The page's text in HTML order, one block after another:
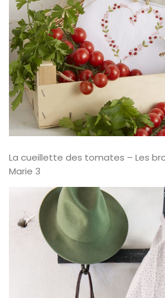
La cueillette des tomates – Les
Marie 3